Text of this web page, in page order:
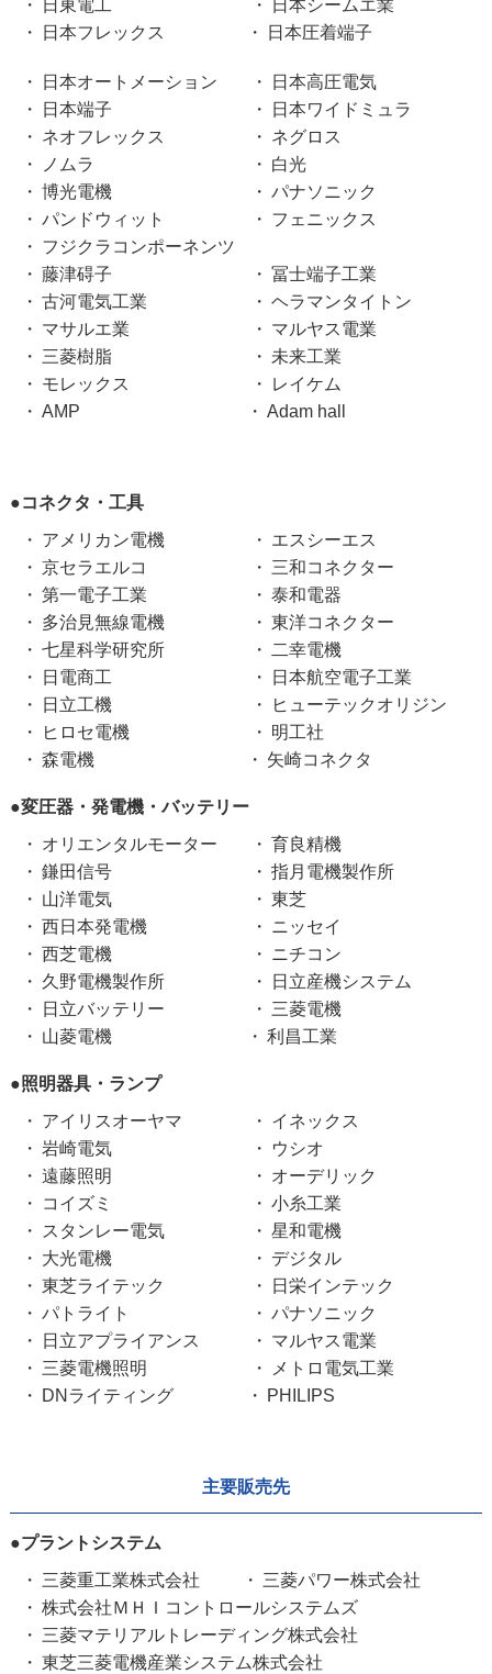
日東電工
日本シームエ業
日本フレックス
日本圧着端子
日本オートメーション
日本高圧電気
日本端子
日本ワイドミュラ
ネオフレックス
ネグロス
ノムラ
白光
博光電機
パナソニック
パンドウィット
フェニックス
フジクラコンポーネンツ
藤津碍子
冨士端子工業
古河電気工業
ヘラマンタイトン
マサルエ業
マルヤス電業
三菱樹脂
未来工業
モレックス
レイケム
AMP
Adam hall
●コネクタ・工具
アメリカン電機
エスシーエス
京セラエルコ
三和コネクター
第一電子工業
泰和電器
多治見無線電機
東洋コネクター
七星科学研究所
二幸電機
日電商工
日本航空電子工業
日立工機
ヒューテックオリジン
ヒロセ電機
明工社
森電機
矢崎コネクタ
●変圧器・発電機・バッテリー
オリエンタルモーター
育良精機
鎌田信号
指月電機製作所
山洋電気
東芝
西日本発電機
ニッセイ
西芝電機
ニチコン
久野電機製作所
日立産機システム
日立バッテリー
三菱電機
山菱電機
利昌工業
●照明器具・ランプ
アイリスオーヤマ
イネックス
岩崎電気
ウシオ
遠藤照明
オーデリック
コイズミ
小糸工業
スタンレー電気
星和電機
大光電機
デジタル
東芝ライテック
日栄インテック
パトライト
パナソニック
日立アプライアンス
マルヤス電業
三菱電機照明
メトロ電気工業
DNライティング
PHILIPS
主要販売先
●プラントシステム
三菱重工業株式会社
三菱パワー株式会社
株式会社ＭＨＩコントロールシステムズ
三菱マテリアルトレーディング株式会社
東芝三菱電機産業システム株式会社